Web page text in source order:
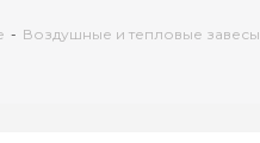
- Воздушные и тепловые завесы